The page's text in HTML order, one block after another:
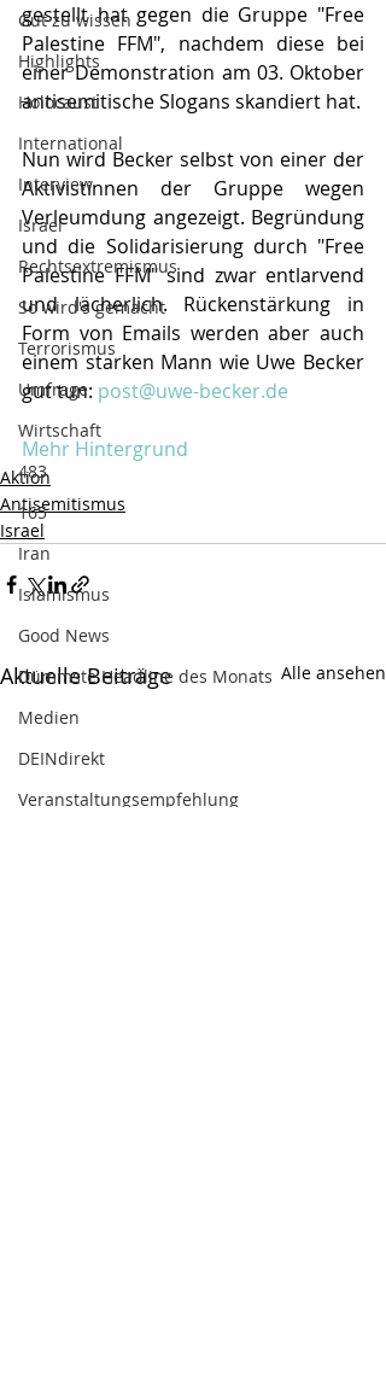
Gut zu wissen
Highlights
Holocaust
International
Interview
Israel
Rechtsextremismus
So wird's gemacht
Terrorismus
Umfrage
Wirtschaft
483
165
Iran
Islamismus
Good News
Dümmste Headline des Monats
Medien
DEINdirekt
Veranstaltungsempfehlung
gestellt hat gegen die Gruppe "Free
Palestine FFM", nachdem diese bei
einer Demonstration am 03. Oktober
antisemitische Slogans skandiert hat.
Nun wird Becker selbst von einer der
Aktivistinnen der Gruppe wegen
Verleumdung angezeigt. Begründung
und die Solidarisierung durch "Free
Palestine FFM" sind zwar entlarvend
und lächerlich. Rückenstärkung in
Form von Emails werden aber auch
einem starken Mann wie Uwe Becker
gut tun: post@uwe-becker.de
Mehr Hintergrund
Aktion
Antisemitismus
Israel
Aktuelle Beiträge Alle ansehen